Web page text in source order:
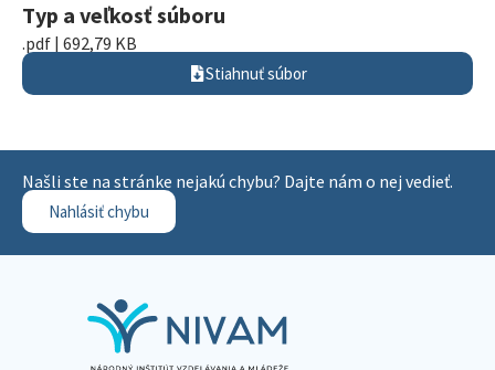
Typ a veľkosť súboru
.pdf | 692,79 KB
Stiahnuť súbor
Našli ste na stránke nejakú chybu? Dajte nám o nej vedieť.
Nahlásiť chybu